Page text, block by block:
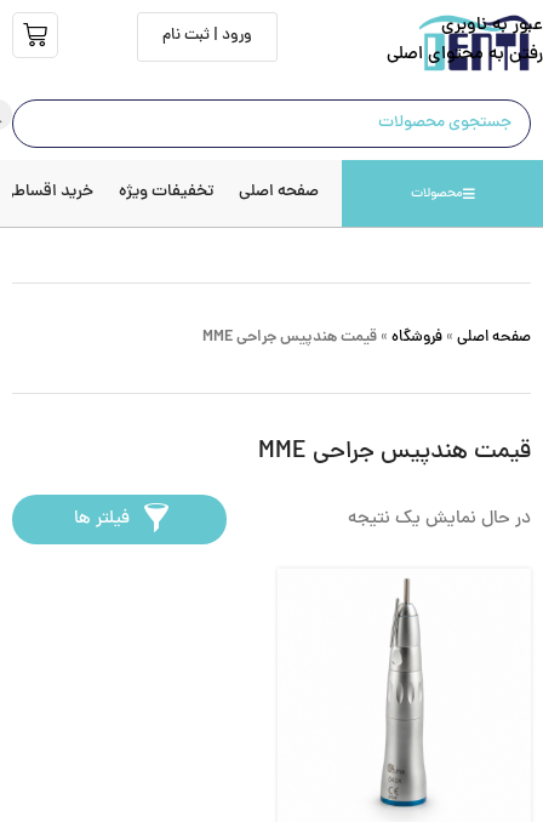
عبور به ناوبری
رفتن به محتوای اصلی
ورود | ثبت نام
محصولات صفحه اصلی تخفیفات ویژه خرید اقساطی
صفحه اصلی » فروشگاه » قیمت هندپیس جراحی MME
قیمت هندپیس جراحی MME
در حال نمایش یک نتیجه فیلتر ها